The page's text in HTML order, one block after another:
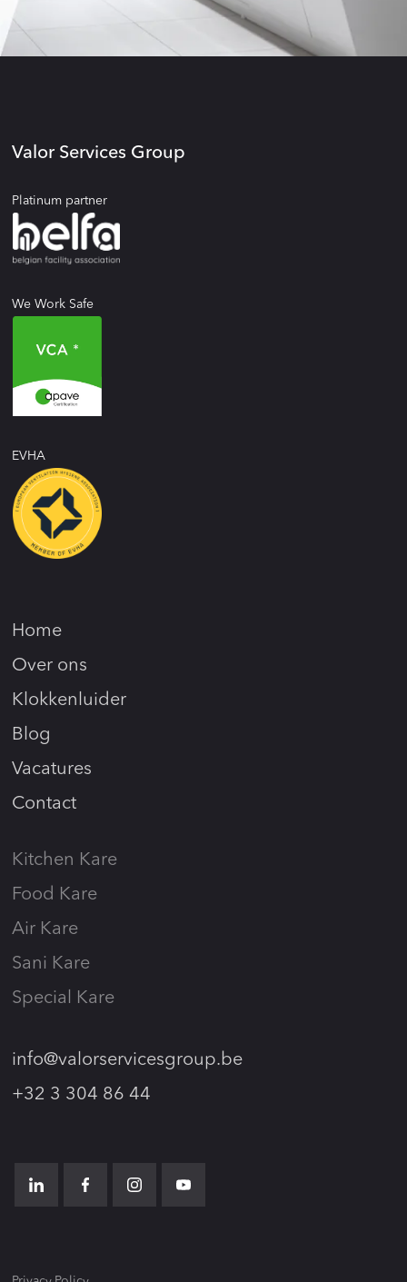
Valor Services Group
Platinum partner
We Work Safe
EVHA
Home
Over ons
Klokkenluider
Blog
Vacatures
Contact
Kitchen Kare
Food Kare
Air Kare
Sani Kare
Special Kare
info@valorservicesgroup.be
+32 3 304 86 44